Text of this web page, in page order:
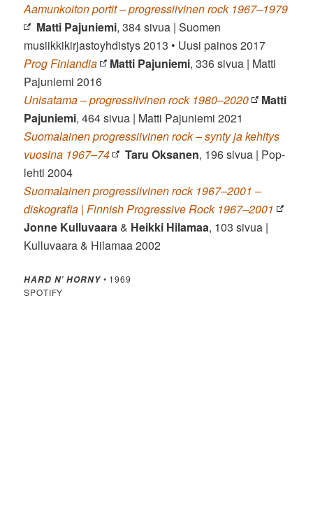
Aamunkoiton portit – progressiivinen rock 1967–1979
Matti Pajuniemi, 384 sivua | Suomen
musiikkikirjastoyhdistys 2013 • Uusi painos 2017
Prog Finlandia
Matti Pajuniemi, 336 sivua | Matti
Pajuniemi 2016
Unisatama – progressiivinen rock 1980–2020
Matti
Pajuniemi, 464 sivua | Matti Pajuniemi 2021
Suomalainen progressiivinen rock – synty ja kehitys
vuosina 1967–74
Taru Oksanen, 196 sivua | Pop-
lehti 2004
Suomalainen progressiivinen rock 1967–2001 –
diskografia | Finnish Progressive Rock 1967–2001
Jonne Kulluvaara& Heikki Hilamaa, 103 sivua |
Kulluvaara & Hilamaa 2002
HARD N’ HORNY• 1969
SPOTIFY